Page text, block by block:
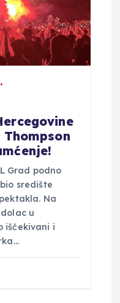
Grad podno
središte
Na
u
iščekivani i